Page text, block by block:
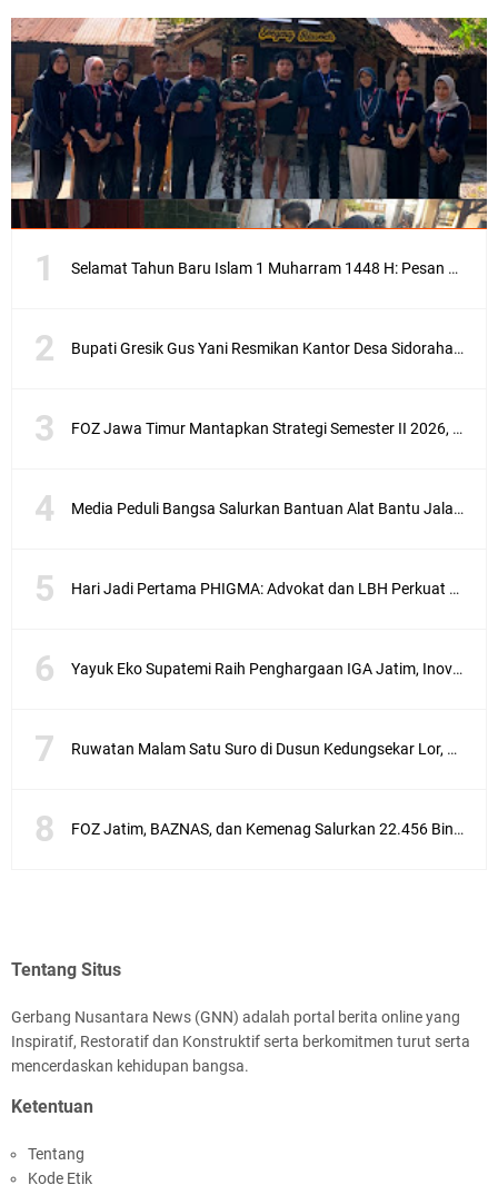
Selamat Tahun Baru Islam 1 Muharram 1448 H: Pesan Hijrah Drs. H. Husnul Aqib, M.M. untuk Negeri
Bupati Gresik Gus Yani Resmikan Kantor Desa Sidoraharjo: Simbol Komitmen Pelayanan Publik dan Kepedulian Sosial
FOZ Jawa Timur Mantapkan Strategi Semester II 2026, Fokus pada Penguatan SDM Amil dan Kolaborasi BerdampakNarasi
Media Peduli Bangsa Salurkan Bantuan Alat Bantu Jalan untuk Lansia
Hari Jadi Pertama PHIGMA: Advokat dan LBH Perkuat Soliditas di Jakarta
Yayuk Eko Supatemi Raih Penghargaan IGA Jatim, Inovasi Wayang Kulit untuk Anak Berkebutuhan Khusus
Ruwatan Malam Satu Suro di Dusun Kedungsekar Lor, Tradisi Luhur yang Terus Istiqomah
FOZ Jatim, BAZNAS, dan Kemenag Salurkan 22.456 Bingkisan Lebaran Yatim Serentak di Berbagai Daerah di Jawa Timur
Tentang Situs
Gerbang Nusantara News (GNN) adalah portal berita online yang
Inspiratif, Restoratif dan Konstruktif serta berkomitmen turut serta
mencerdaskan kehidupan bangsa.
Ketentuan
Tentang
Kode Etik